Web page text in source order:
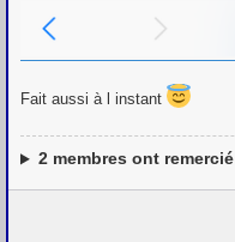
Fait aussi à l instant
2membres ont remercié